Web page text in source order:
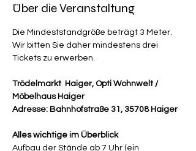
Über die Veranstaltung
Die Mindeststandgröße beträgt 3 Meter.
Wir bitten Sie daher mindestens drei
Tickets zu erwerben.
Trödelmarkt  Haiger, Opti Wohnwelt /
Möbelhaus Haiger
Adresse: Bahnhofstraße 31, 35708 Haiger
Alles wichtige im Überblick
Aufbau der Stände ab 7 Uhr (ein